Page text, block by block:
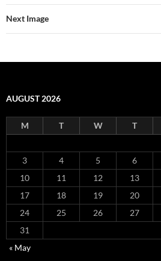
Next Image
AUGUST 2026
M T W T
3
4 5 6
10
11 12 13
17
18 19 20
24
25 26 27
31
« May